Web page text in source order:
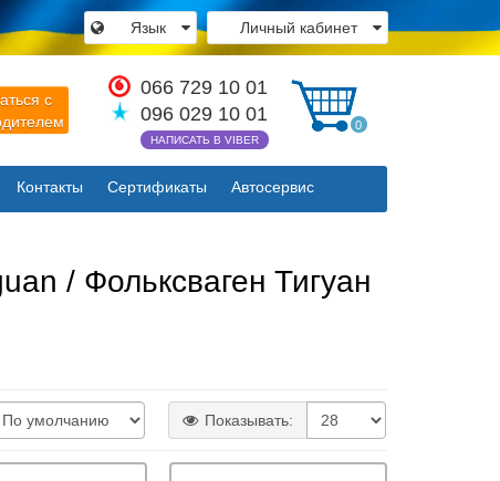
Личный кабинет
Язык
с
066 729 10 01
096 029 10 01
НАПИСАТЬ В VIBER
0
Контакты Сертификаты Автосервис
×
Закрыть
/ Фольксваген Тигуан
Показывать: